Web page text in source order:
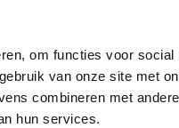
om functies voor social
van onze site met
combineren met
hun services.